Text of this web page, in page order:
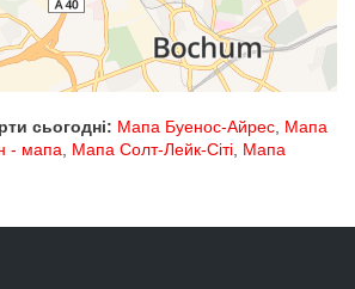
сьогодні: Мапа Буенос-Айрес, Мапа
- мапа, Мапа Солт-Лейк-Сіті, Мапа